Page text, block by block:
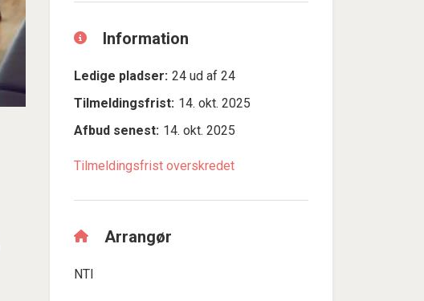
Information
Ledige pladser: 24 ud af 24
Tilmeldingsfrist: 14. okt. 2025
Afbud senest: 14. okt. 2025
Tilmeldingsfrist overskredet
Arrangør
NTI